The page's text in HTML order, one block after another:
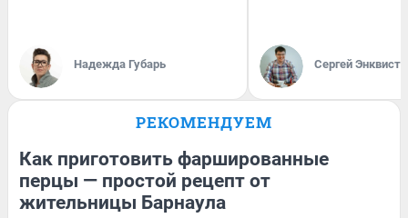
Надежда Губарь Сергей Энквист
РЕКОМЕНДУЕМ
Как приготовить фаршированные
перцы — простой рецепт от
жительницы Барнаула